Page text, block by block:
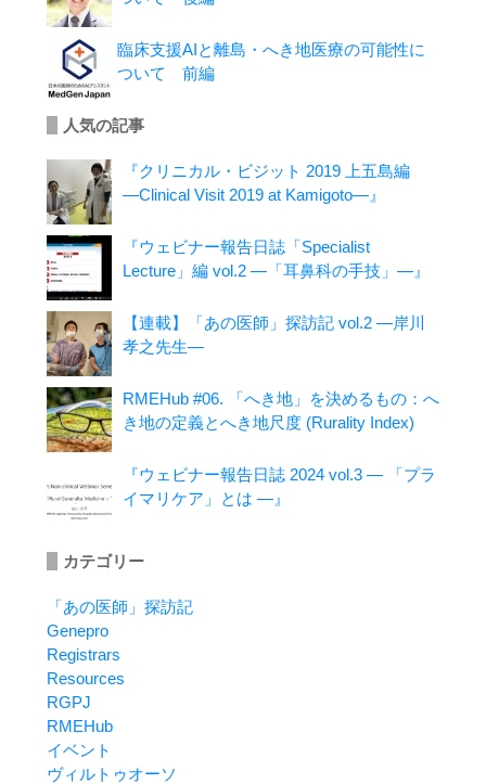
臨床支援AIと離島・へき地医療の可能性に
ついて 前編
人気の記事
『クリニカル・ビジット 2019 上五島編
―Clinical Visit 2019 at Kamigoto―』
『ウェビナー報告日誌「Specialist
Lecture」編 vol.2 ―「耳鼻科の手技」―』
【連載】「あの医師」探訪記 vol.2 ―岸川
孝之先生―
RMEHub #06. 「へき地」を決めるもの：へ
き地の定義とへき地尺度 (Rurality Index)
『ウェビナー報告日誌 2024 vol.3 ― 「プラ
イマリケア」とは ―』
カテゴリー
「あの医師」探訪記
Genepro
Registrars
Resources
RGPJ
RMEHub
イベント
ヴィルトゥオーソ